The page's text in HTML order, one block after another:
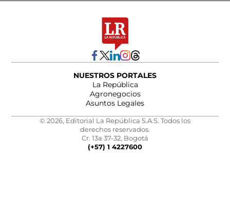
NUESTROS PORTALES
La República
Agronegocios
Asuntos Legales
© 2026, Editorial La República S.A.S. Todos los
derechos reservados.
Cr. 13a 37-32, Bogotá
(+57) 1 4227600